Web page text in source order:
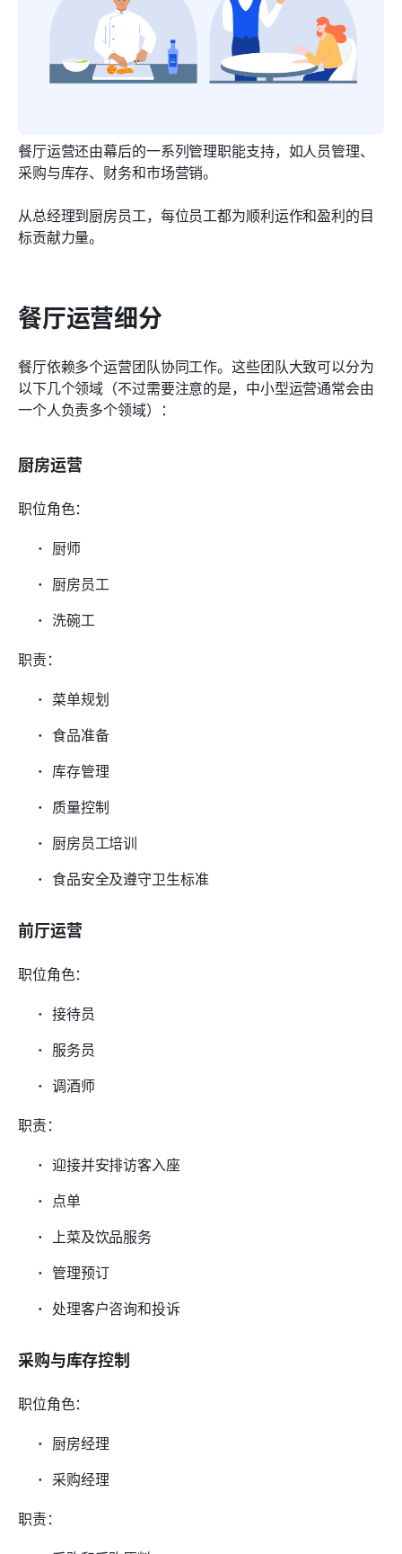
餐厅运营还由幕后的一系列管理职能支持，如人员管理、
采购与库存、财务和市场营销。
从总经理到厨房员工，每位员工都为顺利运作和盈利的目
标贡献力量。
餐厅运营细分
餐厅依赖多个运营团队协同工作。这些团队大致可以分为
以下几个领域（不过需要注意的是，中小型运营通常会由
一个人负责多个领域）：
厨房运营
职位角色：
厨师
厨房员工
洗碗工
职责：
菜单规划
食品准备
库存管理
质量控制
厨房员工培训
食品安全及遵守卫生标准
前厅运营
职位角色：
接待员
服务员
调酒师
职责：
迎接并安排访客入座
点单
上菜及饮品服务
管理预订
处理客户咨询和投诉
采购与库存控制
职位角色：
厨房经理
采购经理
职责：